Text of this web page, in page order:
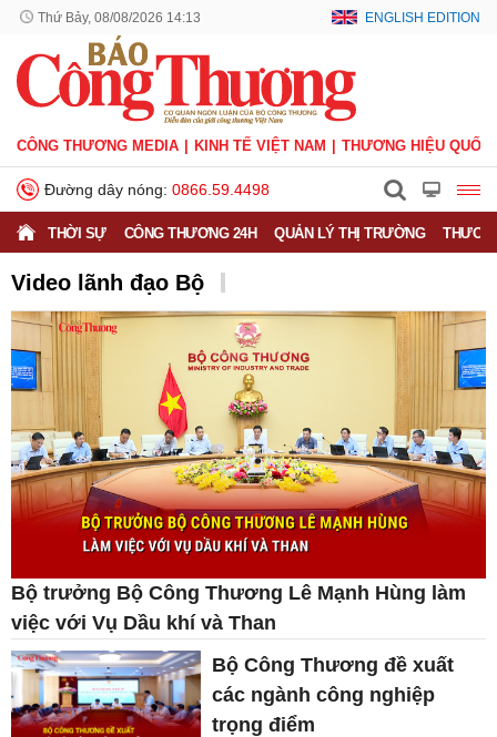
Thứ Bảy, 08/08/2026 14:13 ENGLISH EDITION
CÔNG THƯƠNG MEDIA KINH TẾ VIỆT NAM THƯƠNG HIỆU QUỐC
Đường dây nóng: 0866.59.4498
THỜI SỰ CÔNG THƯƠNG 24H QUẢN LÝ THỊ TRƯỜNG
Video lãnh đạo Bộ
Bộ trưởng Bộ Công Thương Lê Mạnh Hùng làm
việc với Vụ Dầu khí và Than
Bộ Công Thương đề xuất
các ngành công nghiệp
trọng điểm